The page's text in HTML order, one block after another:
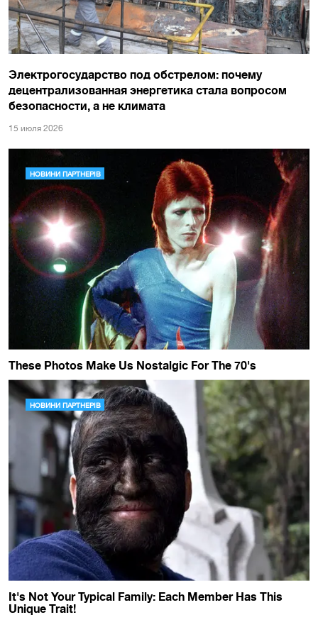
Электрогосударство под обстрелом: почему
децентрализованная энергетика стала вопросом
безопасности, а не климата
15 июля 2026